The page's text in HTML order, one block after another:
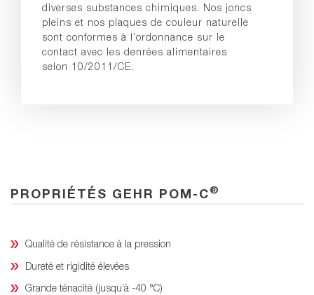
diverses substances chimiques. Nos joncs
pleins et nos plaques de couleur naturelle
sont conformes à l’ordonnance sur le
contact avec les denrées alimentaires
selon 10/2011/CE.
PROPRIÉTÉS GEHR POM-C®
Qualité de résistance à la pression
Dureté et rigidité élevées
Grande ténacité (jusqu’à -40 °C)